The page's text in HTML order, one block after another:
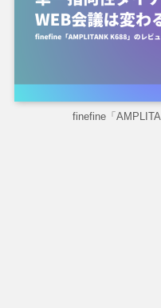
finefine「